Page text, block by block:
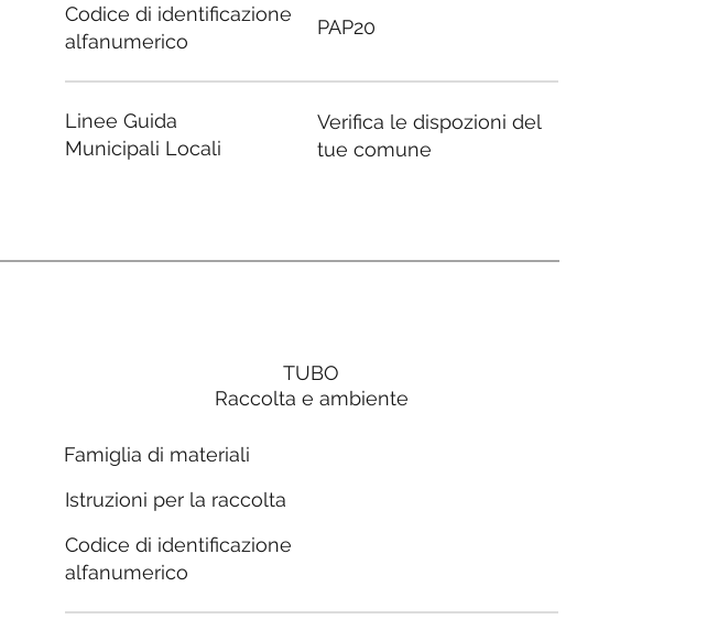
Codice di identificazione
alfanumerico
Linee Guida
Municipali Locali
PAP20
Verifica le dispozioni del
tue comune
TUBO
Raccolta e ambiente
Famiglia di materiali
Istruzioni per la raccolta
Codice di identificazione
alfanumerico